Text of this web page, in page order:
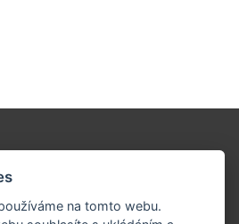
naše dílo!
na tomto webu.